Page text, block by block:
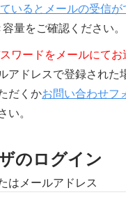
ているとメールの受信が
容量をご確認ください。
ワードをメールにてお
アドレスで登録された
だくかお問い合わせフ
い。
のログイン
はメールアドレス